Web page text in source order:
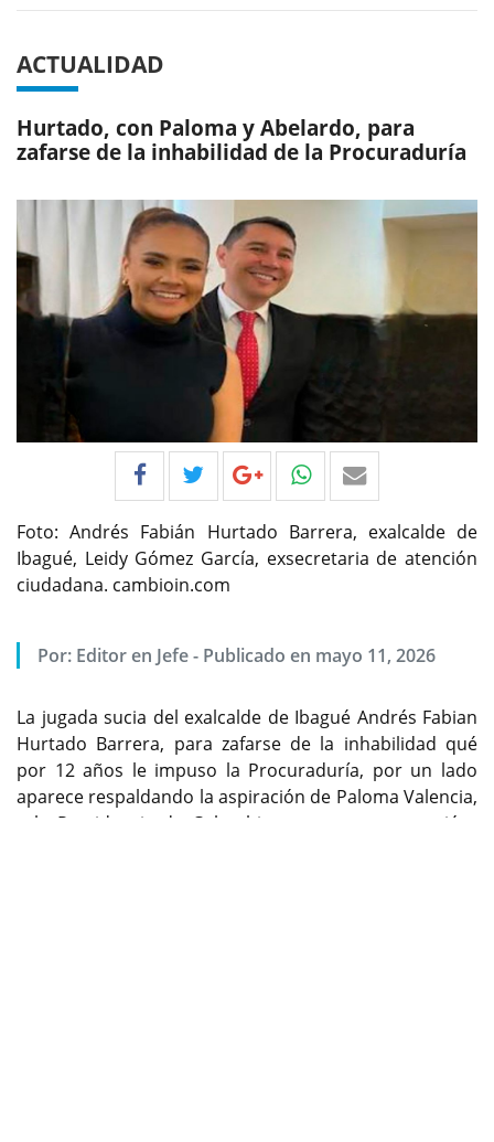
ACTUALIDAD
Hurtado, con Paloma y Abelardo, para
zafarse de la inhabilidad de la Procuraduría
Foto: Andrés Fabián Hurtado Barrera, exalcalde de
Ibagué, Leidy Gómez García, exsecretaria de atención
ciudadana. cambioin.com
Por: Editor en Jefe- Publicado en mayo 11, 2026
La jugada sucia del exalcalde de Ibagué Andrés Fabian
Hurtado Barrera, para zafarse de la inhabilidad qué
por 12 años le impuso la Procuraduría, por un lado
aparece respaldando la aspiración de Paloma Valencia,
a la Presidencia de Colombia, pero por otro envió a